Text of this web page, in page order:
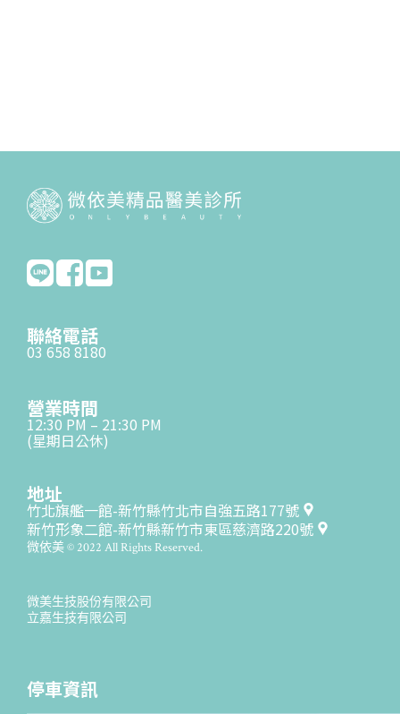
聯絡電話
03 658 8180
營業時間
12:30 PM – 21:30 PM
(星期日公休)
地址
竹北旗艦一館-新竹縣竹北市自強五路177號
新竹形象二館-新竹縣新竹市東區慈濟路220號
微依美 © 2022 All Rights Reserved.
微美生技股份有限公司
立嘉生技有限公司
停車資訊